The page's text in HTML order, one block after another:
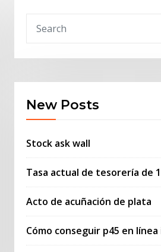
New Posts
Stock ask wall
Tasa actual de tesorería de
Acto de acuñación de plata
Cómo conseguir p45 en